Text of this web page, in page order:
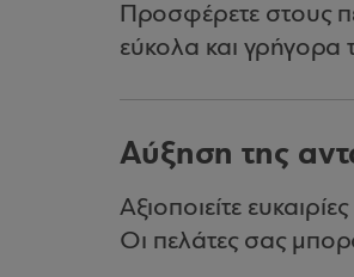
Προσφέρετε στους
εύκολα και γρήγορα
Αύξηση της
Αξιοποιείτε
Οι πελάτες σας